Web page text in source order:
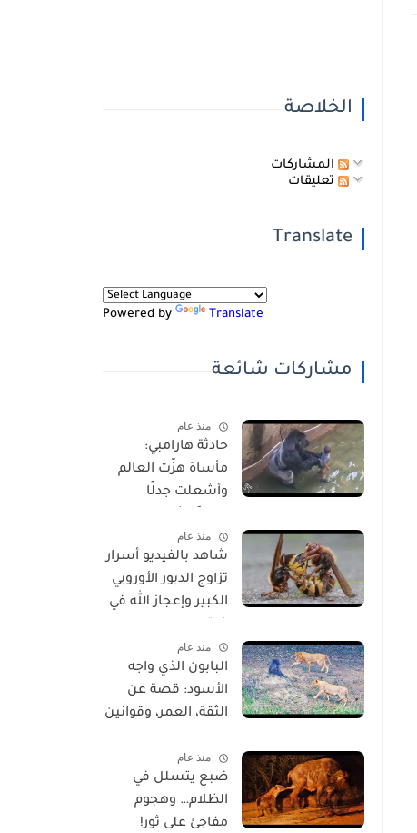
الخلاصة
المشاركات
تعليقات
Translate
Powered by Translate
مشاركات شائعة
منذ عام
حادثة هارامبي:
مأساة هزّت العالم
وأشعلت جدلًا
بالفيديو
منذ عام
شاهد بالفيديو أسرار
تزاوج الدبور الأوروبي
الكبير وإعجاز الله في
منذ عام
البابون الذي واجه
الأسود: قصة عن
الثقة، العمر، وقوانين
منذ عام
ضبع يتسلل في
الظلام… وهجوم
مفاجئ على ثور!